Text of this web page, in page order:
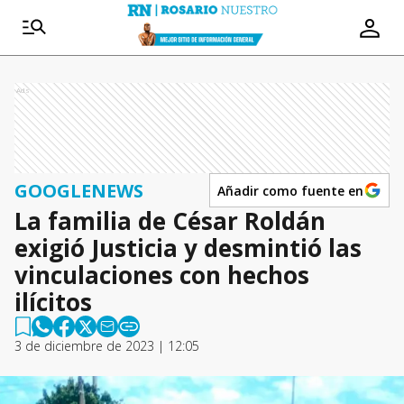
Ads
GOOGLENEWS Añadir como fuente en
La familia de César Roldán
exigió Justicia y desmintió las
vinculaciones con hechos
ilícitos
3 de diciembre de 2023 | 12:05